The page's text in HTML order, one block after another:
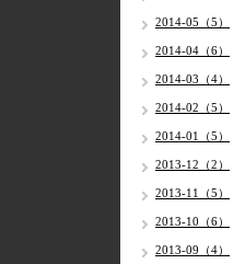
2014-05（5）
2014-04（6）
2014-03（4）
2014-02（5）
2014-01（5）
2013-12（2）
2013-11（5）
2013-10（6）
2013-09（4）